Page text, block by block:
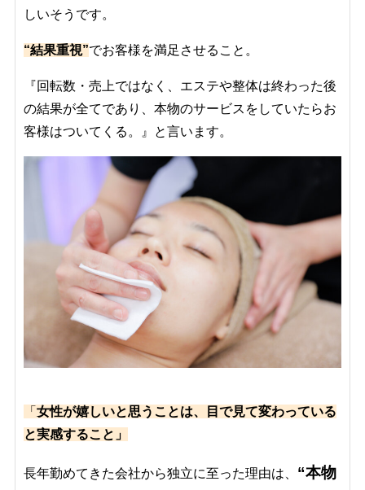
しいそうです。
“結果重視”でお客様を満足させること。
『回転数・売上ではなく、エステや整体は終わった後
の結果が全てであり、本物のサービスをしていたらお
客様はついてくる。』と言います。
「 女性が嬉しいと思うことは、目で見て変わっている
と実感すること」
長年勤めてきた会社から独立に至った理由は、 “本物